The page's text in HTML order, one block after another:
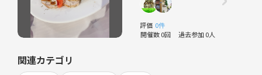
評価 0件
開催数 0回 過去参加 0人
関連カテゴリ